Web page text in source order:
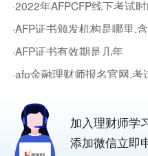
·2022年AFPCFP线下考试
·AFP证书颁发机构是哪里,
·AFP证书有效期是几年
·afp金融理财师报名官网,考
加入理财师学
添加微信立即